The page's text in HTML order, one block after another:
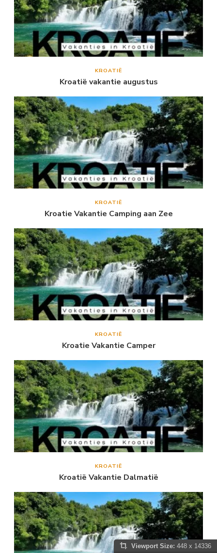
KROATIË
Kroatië vakantie augustus
KROATIË
Kroatie Vakantie Camping aan Zee
KROATIË
Kroatie Vakantie Camper
KROATIË
Kroatië Vakantie Dalmatië
Viewport Size: 448 x 14336